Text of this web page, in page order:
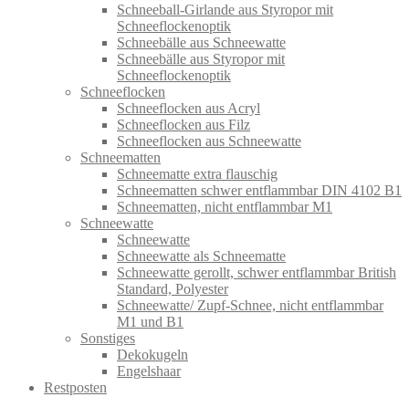
Schneeball-Girlande aus Styropor mit
Schneeflockenoptik
Schneebälle aus Schneewatte
Schneebälle aus Styropor mit
Schneeflockenoptik
Schneeflocken
Schneeflocken aus Acryl
Schneeflocken aus Filz
Schneeflocken aus Schneewatte
Schneematten
Schneematte extra flauschig
Schneematten schwer entflammbar DIN 4102 B1
Schneematten, nicht entflammbar M1
Schneewatte
Schneewatte
Schneewatte als Schneematte
Schneewatte gerollt, schwer entflammbar British
Standard, Polyester
Schneewatte/ Zupf-Schnee, nicht entflammbar
M1 und B1
Sonstiges
Dekokugeln
Engelshaar
Restposten